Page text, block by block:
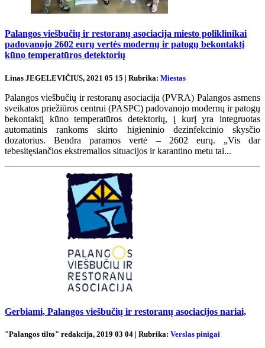
Palangos viešbučių ir restoranų asociacija miesto poliklinikai
padovanojo 2602 eurų vertės modernų ir patogų bekontaktį
kūno temperatūros detektorių
Linas JEGELEVIČIUS, 2021 05 15 | Rubrika: Miestas
Palangos viešbučių ir restoranų asociacija (PVRA) Palangos asmens
sveikatos priežiūros centrui (PASPC) padovanojo modernų ir patogų
bekontaktį kūno temperatūros detektorių, į kurį yra integruotas
automatinis rankoms skirto higieninio dezinfekcinio skysčio
dozatorius. Bendra paramos vertė – 2602 eurų. „Vis dar
tebesitęsiančios ekstremalios situacijos ir karantino metu tai...
Gerbiami, Palangos viešbučių ir restoranų asociacijos nariai,
"Palangos tilto" redakcija, 2019 03 04 | Rubrika: Verslas pinigai